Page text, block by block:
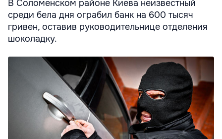
В Соломенском районе Киева неизвестный
среди бела дня ограбил банк на 600 тысяч
гривен, оставив руководительнице отделения
шоколадку.